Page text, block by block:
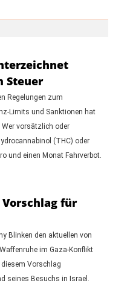
Steuer
Regelungen zum
Limits und Sanktionen hat
vorsätzlich oder
(THC) oder
und einen Monat Fahrverbot.
für
Blinken den aktuellen von
im Gaza-Konflikt
Vorschlag
seines Besuchs in Israel.